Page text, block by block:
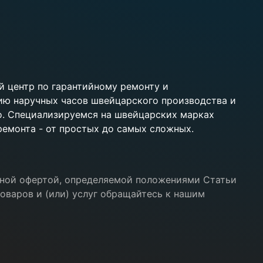
центр по гарантийному ремонту и
наручных часов швейцарского производства и
Специализируемся на швейцарских марках
- от простых до самых сложных.
офертой, определяемой положениями Статьи
и (или) услуг обращайтесь к нашим